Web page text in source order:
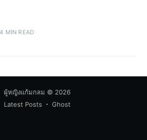
4 MIN READ
ผู้หญิงแก้มกลม © 2026
Latest Posts
Ghost